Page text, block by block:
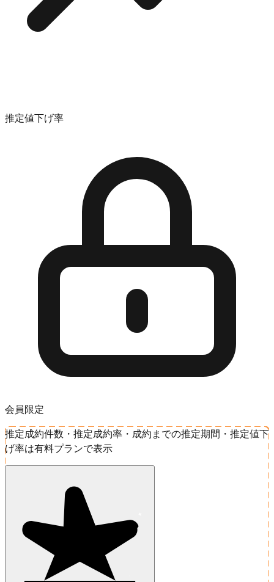
推定値下げ率
会員限定
推定成約件数・推定成約率・成約までの推定期間・推定値下
げ率は有料プランで表示